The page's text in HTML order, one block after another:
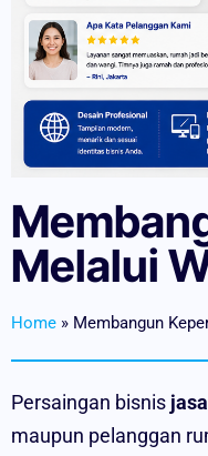
Melalui
Home » Membangun
Persaingan bisnis
maupun pelanggan